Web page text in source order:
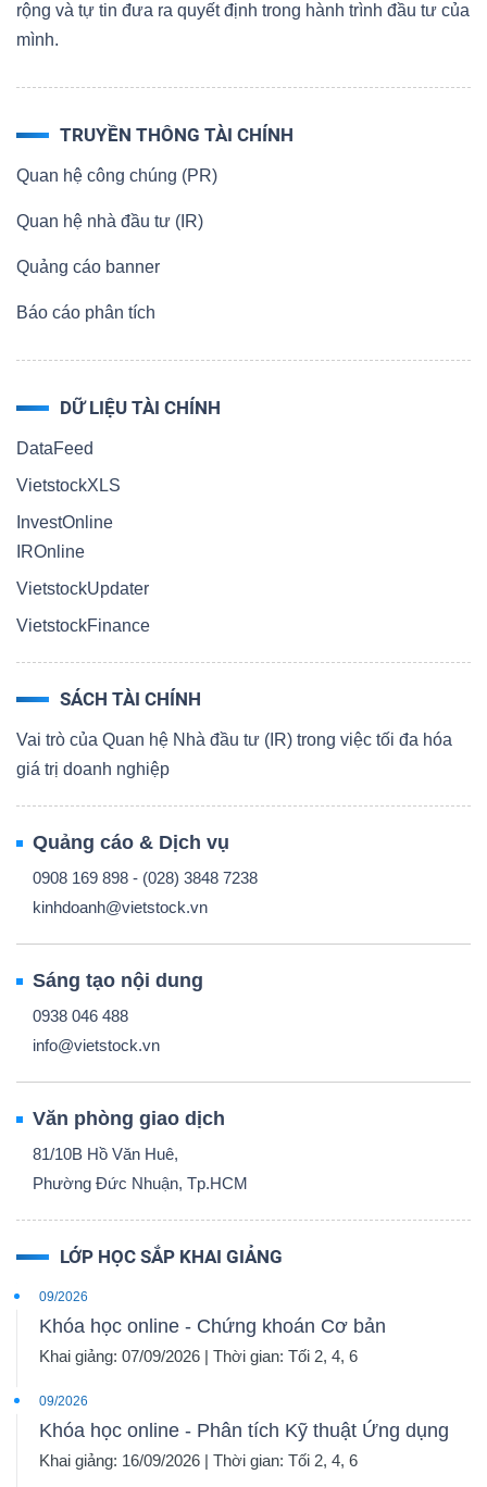
rộng và tự tin đưa ra quyết định trong hành trình đầu tư của
mình.
TRUYỀN THÔNG TÀI CHÍNH
Quan hệ công chúng (PR)
Quan hệ nhà đầu tư (IR)
Quảng cáo banner
Báo cáo phân tích
DỮ LIỆU TÀI CHÍNH
DataFeed
VietstockXLS
InvestOnline
IROnline
VietstockUpdater
VietstockFinance
SÁCH TÀI CHÍNH
Vai trò của Quan hệ Nhà đầu tư (IR) trong việc tối đa hóa
giá trị doanh nghiệp
Quảng cáo & Dịch vụ
0908 169 898 - (028) 3848 7238
kinhdoanh@vietstock.vn
Sáng tạo nội dung
0938 046 488
info@vietstock.vn
Văn phòng giao dịch
81/10B Hồ Văn Huê,
Phường Đức Nhuận, Tp.HCM
LỚP HỌC SẮP KHAI GIẢNG
09/2026
Khóa học online - Chứng khoán Cơ bản
Khai giảng: 07/09/2026 | Thời gian: Tối 2, 4, 6
09/2026
Khóa học online - Phân tích Kỹ thuật Ứng dụng
Khai giảng: 16/09/2026 | Thời gian: Tối 2, 4, 6